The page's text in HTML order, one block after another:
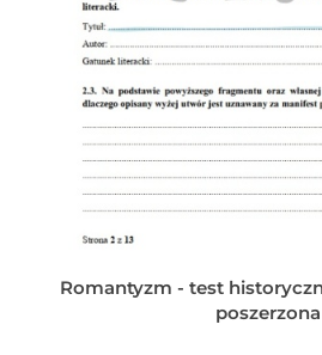
Romantyzm - test
poszerzona